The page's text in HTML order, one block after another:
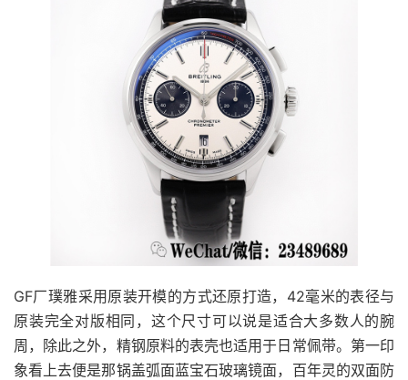
GF厂璞雅采用原装开模的方式还原打造，42毫米的表径与
原装完全对版相同，这个尺寸可以说是适合大多数人的腕
周，除此之外，精钢原料的表壳也适用于日常佩带。第一印
象看上去便是那锅盖弧面蓝宝石玻璃镜面，百年灵的双面防